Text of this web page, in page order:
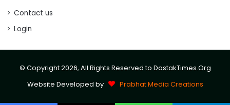
Contact us
Login
© Copyright 2026, All Rights Reserved to DastakTimes.Org
Website Developed by
Prabhat Media Creations